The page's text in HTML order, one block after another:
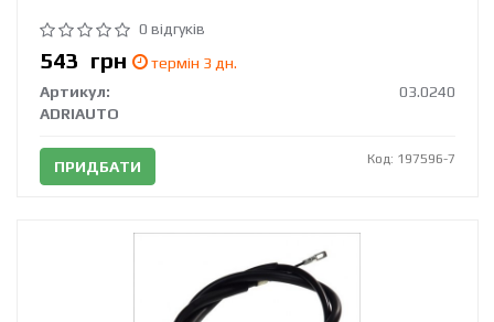
0 відгуків
543 грн
термін 3 дн.
Артикул:
03.0240
ADRIAUTO
ПРИДБАТИ Код: 197596-7